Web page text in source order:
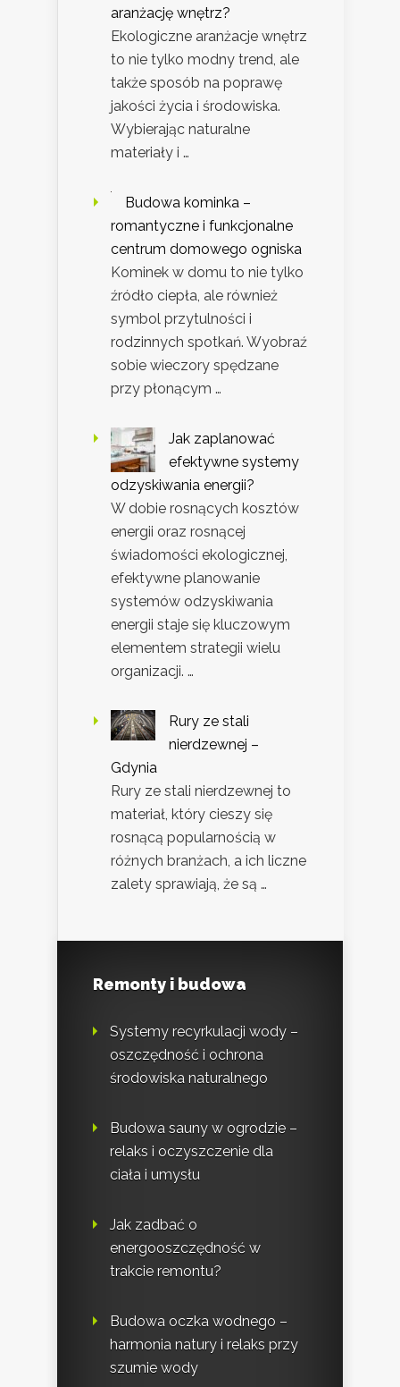
aranżację wnętrz?
Ekologiczne aranżacje wnętrz
to nie tylko modny trend, ale
także sposób na poprawę
jakości życia i środowiska.
Wybierając naturalne
materiały i …
Budowa kominka –
romantyczne i funkcjonalne
centrum domowego ogniska
Kominek w domu to nie tylko
źródło ciepła, ale również
symbol przytulności i
rodzinnych spotkań. Wyobraź
sobie wieczory spędzane
przy płonącym …
Jak zaplanować
efektywne systemy
odzyskiwania energii?
W dobie rosnących kosztów
energii oraz rosnącej
świadomości ekologicznej,
efektywne planowanie
systemów odzyskiwania
energii staje się kluczowym
elementem strategii wielu
organizacji. …
Rury ze stali
nierdzewnej –
Gdynia
Rury ze stali nierdzewnej to
materiał, który cieszy się
rosnącą popularnością w
różnych branżach, a ich liczne
zalety sprawiają, że są …
Remonty i budowa
Systemy recyrkulacji wody –
oszczędność i ochrona
środowiska naturalnego
Budowa sauny w ogrodzie –
relaks i oczyszczenie dla
ciała i umysłu
Jak zadbać o
energooszczędność w
trakcie remontu?
Budowa oczka wodnego –
harmonia natury i relaks przy
szumie wody